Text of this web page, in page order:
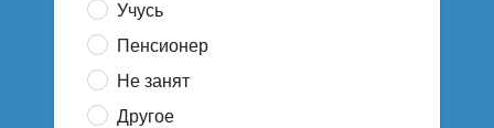
Учусь
Пенсионер
Не занят
Другое